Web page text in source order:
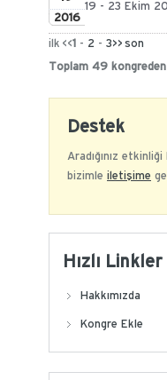
2016
19 - 23 Ekim
ilk <<1 - 2 - 3>> son
Toplam 49
Destek
Aradığınız etkinliği
bizimle iletişime
Hızlı Linkler
Hakkımızda
Kongre Ekle